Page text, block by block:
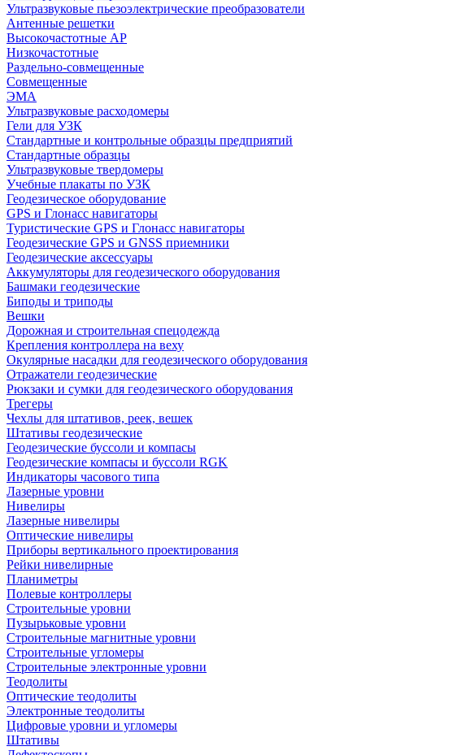
Ультразвуковые пьезоэлектрические преобразователи
Антенные решетки
Высокочастотные АР
Низкочастотные
Раздельно-совмещенные
Совмещенные
ЭМА
Ультразвуковые расходомеры
Гели для УЗК
Стандартные и контрольные образцы предприятий
Стандартные образцы
Ультразвуковые твердомеры
Учебные плакаты по УЗК
Геодезическое оборудование
GPS и Глонасс навигаторы
Туристические GPS и Глонасс навигаторы
Геодезические GPS и GNSS приемники
Геодезические аксессуары
Аккумуляторы для геодезического оборудования
Башмаки геодезические
Биподы и триподы
Вешки
Дорожная и строительная спецодежда
Крепления контроллера на веху
Окулярные насадки для геодезического оборудования
Отражатели геодезические
Рюкзаки и сумки для геодезического оборудования
Трегеры
Чехлы для штативов, реек, вешек
Штативы геодезические
Геодезические буссоли и компасы
Геодезические компасы и буссоли RGK
Индикаторы часового типа
Лазерные уровни
Нивелиры
Лазерные нивелиры
Оптические нивелиры
Приборы вертикального проектирования
Рейки нивелирные
Планиметры
Полевые контроллеры
Строительные уровни
Пузырьковые уровни
Строительные магнитные уровни
Строительные угломеры
Строительные электронные уровни
Теодолиты
Оптические теодолиты
Электронные теодолиты
Цифровые уровни и угломеры
Штативы